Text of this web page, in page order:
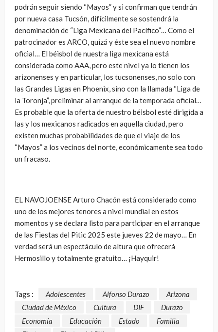
podrán seguir siendo “Mayos” y si confirman que tendrán
por nueva casa Tucsón, difícilmente se sostendrá la
denominación de “Liga Mexicana del Pacífico”… Como el
patrocinador es ARCO, quizá y éste sea el nuevo nombre
oficial… El béisbol de nuestra liga mexicana está
considerada como AAA, pero este nivel ya lo tienen los
arizonenses y en particular, los tucsonenses, no solo con
las Grandes Ligas en Phoenix, sino con la llamada “Liga de
la Toronja”, preliminar al arranque de la temporada oficial…
Es probable que la oferta de nuestro béisbol esté dirigida a
las y los mexicanos radicados en aquella ciudad, pero
existen muchas probabilidades de que el viaje de los
“Mayos” a los vecinos del norte, económicamente sea todo
un fracaso.
EL NAVOJOENSE Arturo Chacón está considerado como
uno de los mejores tenores a nivel mundial en estos
momentos y se declara listo para participar en el arranque
de las Fiestas del Pitic 2025 este jueves 22 de mayo… En
verdad será un espectáculo de altura que ofrecerá
Hermosillo y totalmente gratuito… ¡Hayquir!
Tags : Adolescentes Alfonso Durazo
Arizona
Ciudad de México
Cultura DIF
Durazo
Economía
Educación Estado
Familia